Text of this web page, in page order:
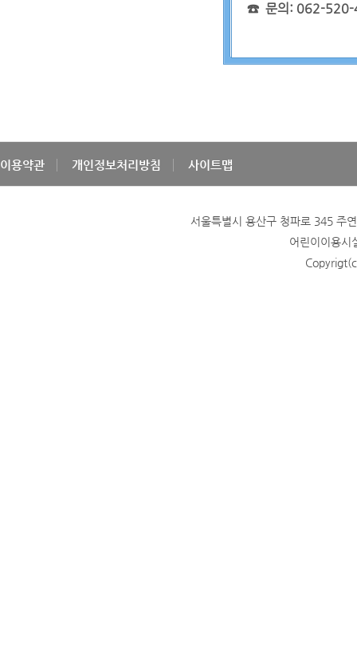
☎ 문의: 062-520-
이용약관 개인정보처리방침 사이트맵
서울특별시 용산구 청파로 345
어린이이용시